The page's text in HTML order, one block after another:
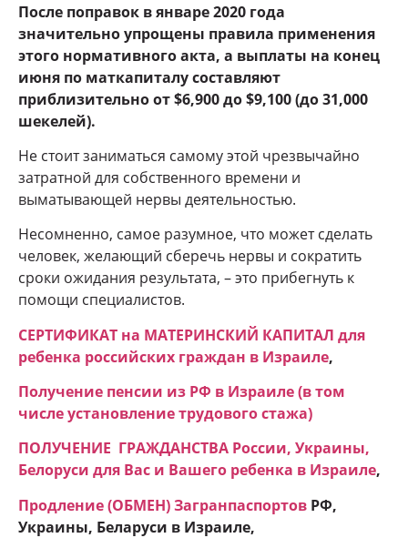
После поправок в январе 2020 года
значительно упрощены правила применения
этого нормативного акта, а выплаты на конец
июня по маткапиталу составляют
приблизительно от $6,900 до $9,100 (до 31,000
шекелей).
Не стоит заниматься самому этой чрезвычайно
затратной для собственного времени и
выматывающей нервы деятельностью.
Несомненно, самое разумное, что может сделать
человек, желающий сберечь нервы и сократить
сроки ожидания результата, – это прибегнуть к
помощи специалистов.
СЕРТИФИКАТ на МАТЕРИНСКИЙ КАПИТАЛ для
ребенка российских граждан в Израиле,
Получение пенсии из РФ в Израиле (в том
числе установление трудового стажа)
ПОЛУЧЕНИЕ ГРАЖДАНСТВА России, Украины,
Белоруси для Вас и Вашего ребенка в Израиле,
Продление (ОБМЕН) Загранпаспортов РФ,
Украины, Беларуси в Израиле,